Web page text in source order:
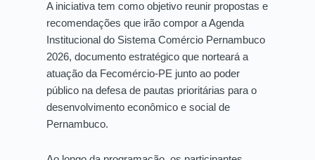
A iniciativa tem como objetivo reunir propostas e
recomendações que irão compor a Agenda
Institucional do Sistema Comércio Pernambuco
2026, documento estratégico que norteará a
atuação da Fecomércio-PE junto ao poder
público na defesa de pautas prioritárias para o
desenvolvimento econômico e social de
Pernambuco.